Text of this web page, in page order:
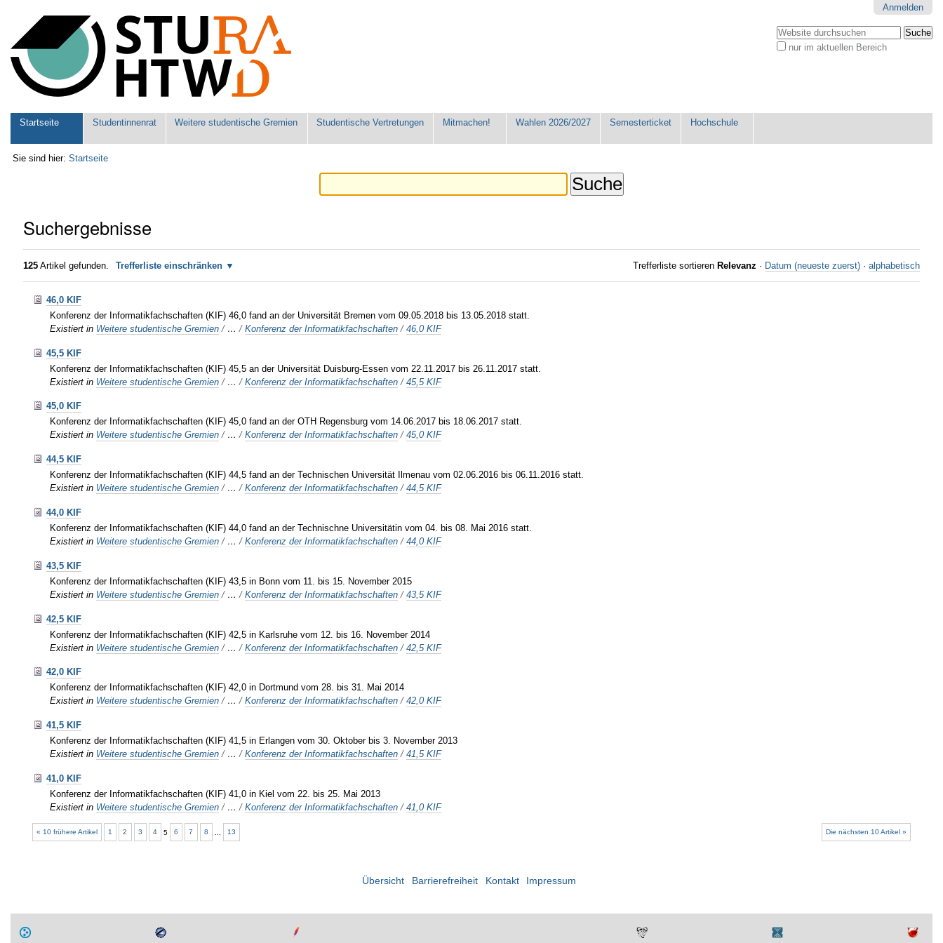
Werkzeuge
Anmelden
Website durchsuchen
nur im aktuellen Bereich
Sektionen
Startseite Studentinnenrat Weitere studentische Gremien Studentische Vertretungen Mitmachen! Wahlen 2026/2027 Semesterticket Hochschule
Sie sind hier: Startseite
Suchergebnisse
125 Artikel gefunden. Trefferliste einschränken Trefferliste sortieren Relevanz · Datum (neueste zuerst) · alphabetisch
46,0 KIF
Konferenz der Informatikfachschaften (KIF) 46,0 fand an der Universität Bremen vom 09.05.2018 bis 13.05.2018 statt.
Existiert in Weitere studentische Gremien / …/Konferenz der Informatikfachschaften /46,0 KIF
45,5 KIF
Konferenz der Informatikfachschaften (KIF) 45,5 an der Universität Duisburg-Essen vom 22.11.2017 bis 26.11.2017 statt.
Existiert in Weitere studentische Gremien / …/Konferenz der Informatikfachschaften /45,5 KIF
45,0 KIF
Konferenz der Informatikfachschaften (KIF) 45,0 fand an der OTH Regensburg vom 14.06.2017 bis 18.06.2017 statt.
Existiert in Weitere studentische Gremien / …/Konferenz der Informatikfachschaften /45,0 KIF
44,5 KIF
Konferenz der Informatikfachschaften (KIF) 44,5 fand an der Technischen Universität Ilmenau vom 02.06.2016 bis 06.11.2016 statt.
Existiert in Weitere studentische Gremien / …/Konferenz der Informatikfachschaften /44,5 KIF
44,0 KIF
Konferenz der Informatikfachschaften (KIF) 44,0 fand an der Technischne Universitätin vom 04. bis 08. Mai 2016 statt.
Existiert in Weitere studentische Gremien / …/Konferenz der Informatikfachschaften /44,0 KIF
43,5 KIF
Konferenz der Informatikfachschaften (KIF) 43,5 in Bonn vom 11. bis 15. November 2015
Existiert in Weitere studentische Gremien / …/Konferenz der Informatikfachschaften /43,5 KIF
42,5 KIF
Konferenz der Informatikfachschaften (KIF) 42,5 in Karlsruhe vom 12. bis 16. November 2014
Existiert in Weitere studentische Gremien / …/Konferenz der Informatikfachschaften /42,5 KIF
42,0 KIF
Konferenz der Informatikfachschaften (KIF) 42,0 in Dortmund vom 28. bis 31. Mai 2014
Existiert in Weitere studentische Gremien / …/Konferenz der Informatikfachschaften /42,0 KIF
41,5 KIF
Konferenz der Informatikfachschaften (KIF) 41,5 in Erlangen vom 30. Oktober bis 3. November 2013
Existiert in Weitere studentische Gremien / …/Konferenz der Informatikfachschaften /41,5 KIF
41,0 KIF
Konferenz der Informatikfachschaften (KIF) 41,0 in Kiel vom 22. bis 25. Mai 2013
Existiert in Weitere studentische Gremien / …/Konferenz der Informatikfachschaften /41,0 KIF
« 10 frühere Artikel Die nächsten 10 Artikel »
1 2 3 4 5 6 7 8 13
Übersicht Barrierefreiheit Kontakt Impressum